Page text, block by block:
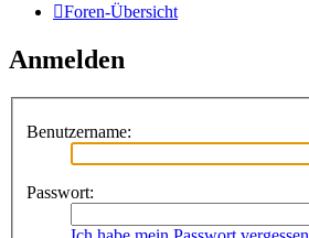
Foren-Übersicht
Anmelden
Benutzername:
Passwort: